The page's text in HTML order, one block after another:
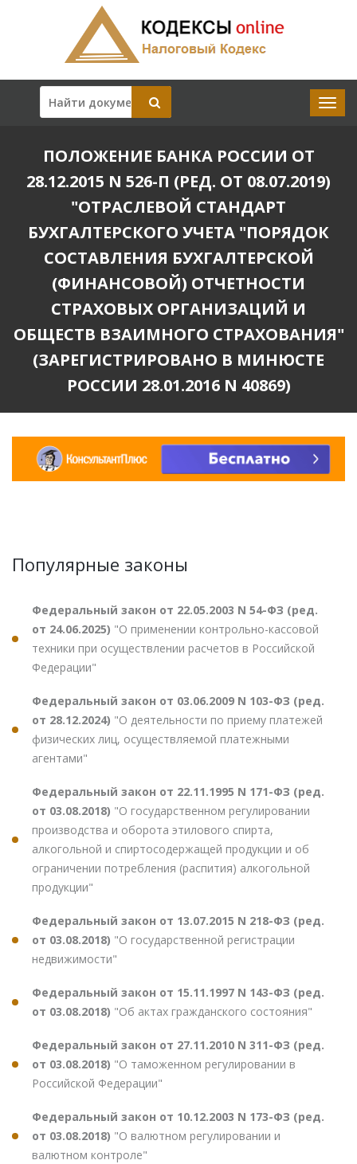
ПОЛОЖЕНИЕ БАНКА РОССИИ ОТ
28.12.2015 N 526-П (РЕД. ОТ 08.07.2019)
"ОТРАСЛЕВОЙ СТАНДАРТ
БУХГАЛТЕРСКОГО УЧЕТА "ПОРЯДОК
СОСТАВЛЕНИЯ БУХГАЛТЕРСКОЙ
(ФИНАНСОВОЙ) ОТЧЕТНОСТИ
СТРАХОВЫХ ОРГАНИЗАЦИЙ И
ОБЩЕСТВ ВЗАИМНОГО СТРАХОВАНИЯ"
(ЗАРЕГИСТРИРОВАНО В МИНЮСТЕ
РОССИИ 28.01.2016 N 40869)
Популярные законы
Федеральный закон от 22.05.2003 N 54-ФЗ (ред.
от 24.06.2025) "О применении контрольно-кассовой
техники при осуществлении расчетов в Российской
Федерации"
Федеральный закон от 03.06.2009 N 103-ФЗ (ред.
от 28.12.2024) "О деятельности по приему платежей
физических лиц, осуществляемой платежными
агентами"
Федеральный закон от 22.11.1995 N 171-ФЗ (ред.
от 03.08.2018) "О государственном регулировании
производства и оборота этилового спирта,
алкогольной и спиртосодержащей продукции и об
ограничении потребления (распития) алкогольной
продукции"
Федеральный закон от 13.07.2015 N 218-ФЗ (ред.
от 03.08.2018) "О государственной регистрации
недвижимости"
Федеральный закон от 15.11.1997 N 143-ФЗ (ред.
от 03.08.2018) "Об актах гражданского состояния"
Федеральный закон от 27.11.2010 N 311-ФЗ (ред.
от 03.08.2018) "О таможенном регулировании в
Российской Федерации"
Федеральный закон от 10.12.2003 N 173-ФЗ (ред.
от 03.08.2018) "О валютном регулировании и
валютном контроле"